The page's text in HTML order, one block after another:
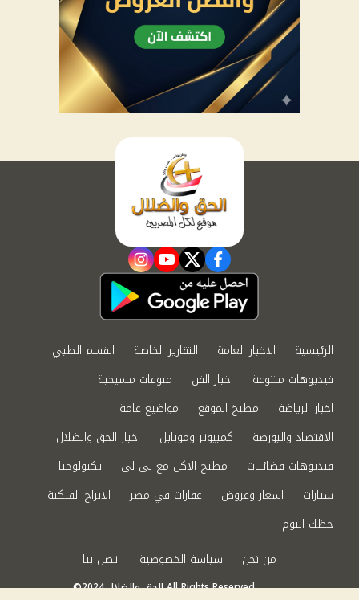
facebook
twitter
youtube
instagram
الرئيسية الاخبار العامة التقارير الخاصة
القسم الطبي
فيديوهات متنوعة
اخبار الفن
منوعات مسيحية
اخبار الرياضة
مطبخ الموقع
مواضيع عامة
الاقتصاد والبورصة
كمبيوتر وموبايل
اخبار الحق والضلال
فيديوهات فضائيات
مطبخ الاكل مع لى لى
تكنولوجيا
سيارات
اسعار وعروض عقارات في مصر
الابراج الفلكية
حظك اليوم
من نحن
سياسة الخصوصية اتصل بنا
©2024 الحق والضلال All Rights Reserved.